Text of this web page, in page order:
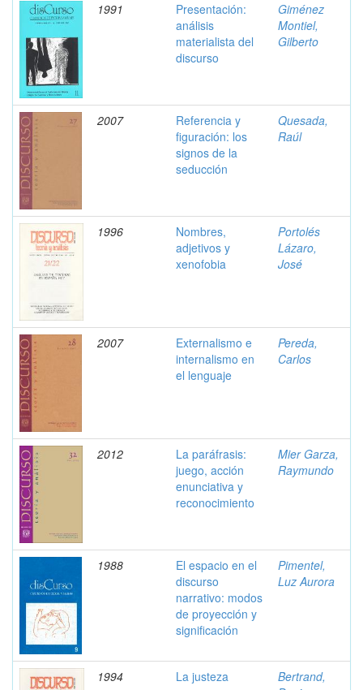
1991
Presentación:
análisis
materialista del
discurso
Giménez
Montiel,
Gilberto
2007
Referencia y
figuración: los
signos de la
seducción
Quesada,
Raúl
1996
Nombres,
adjetivos y
xenofobia
Portolés
Lázaro,
José
2007
Externalismo e
internalismo en
el lenguaje
Pereda,
Carlos
2012
La paráfrasis:
juego, acción
enunciativa y
reconocimiento
Mier Garza,
Raymundo
1988
El espacio en el
discurso
narrativo: modos
de proyección y
significación
Pimentel,
Luz Aurora
1994 La justeza
Bertrand,